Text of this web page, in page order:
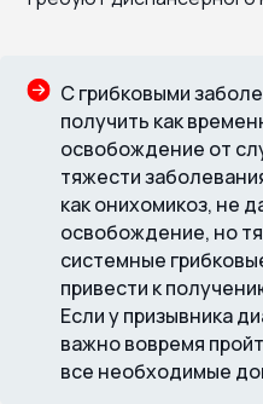
С грибковыми
получить как
освобождение от
тяжести
как онихомикоз, не
освобождение, но
системные
привести к
Если у призывника
важно вовремя
все необходимые